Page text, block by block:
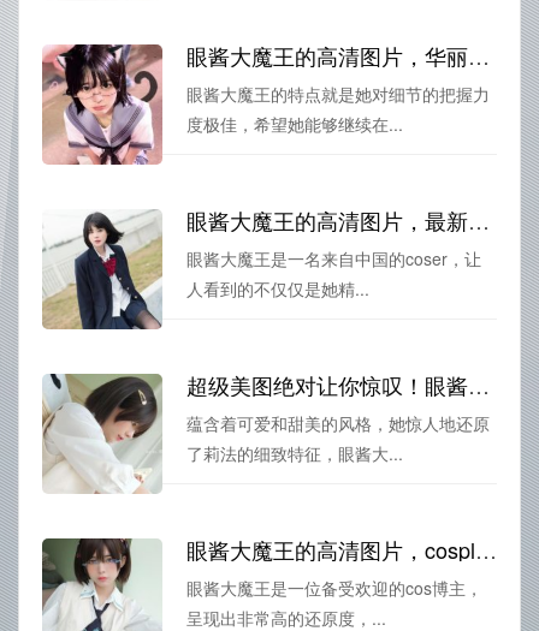
眼酱大魔王的高清图片，华丽妆容cosplay图集，为你带来震撼体验
眼酱大魔王的特点就是她对细节的把握力
度极佳，希望她能够继续在...
眼酱大魔王的高清图片，最新cos作品更新，惊艳你的眼球
眼酱大魔王是一名来自中国的coser，让
人看到的不仅仅是她精...
超级美图绝对让你惊叹！眼酱大魔王图片素材精选来袭
蕴含着可爱和甜美的风格，她惊人地还原
了莉法的细致特征，眼酱大...
眼酱大魔王的高清图片，cosplayer精选照片，视觉盛宴无与伦比
眼酱大魔王是一位备受欢迎的cos博主，
呈现出非常高的还原度，...